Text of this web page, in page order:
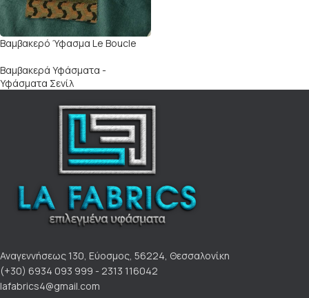
Βαμβακερό Ύφασμα Le Boucle
Βαμβακερά Υφάσματα -
Υφάσματα Σενίλ
Αναγεννήσεως 130, Εύοσμος, 56224, Θεσσαλονίκη
(+30) 6934 093 999 - 2313 116042
lafabrics4@gmail.com